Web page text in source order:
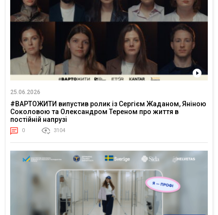
25.06.2026
#ВАРТОЖИТИ випустив ролик із Сергієм Жаданом, Яніною
Соколовою та Олександром Тереном про життя в
постійній напрузі
0 3104